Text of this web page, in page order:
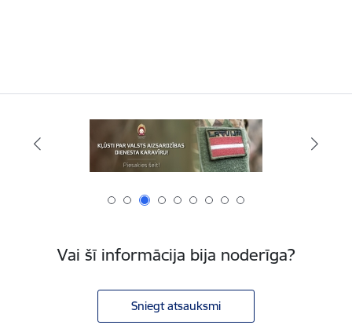
Vai šī informācija bija noderīga?
Sniegt atsauksmi